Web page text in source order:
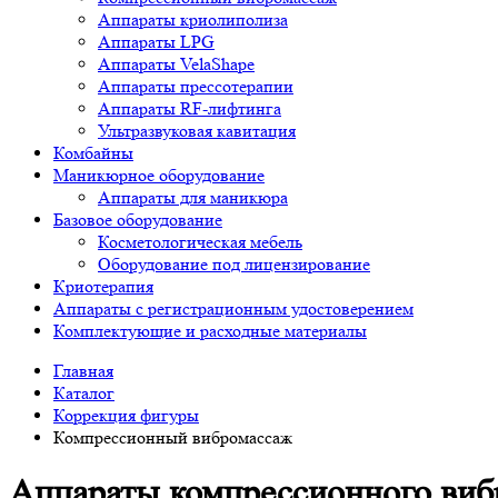
Аппараты криолиполиза
Аппараты LPG
Аппараты VelaShape
Аппараты прессотерапии
Аппараты RF-лифтинга
Ультразвуковая кавитация
Комбайны
Маникюрное оборудование
Аппараты для маникюра
Базовое оборудование
Косметологическая мебель
Оборудование под лицензирование
Криотерапия
Аппараты c регистрационным удостоверением
Комплектующие и расходные материалы
Главная
Каталог
Коррекция фигуры
Компрессионный вибромассаж